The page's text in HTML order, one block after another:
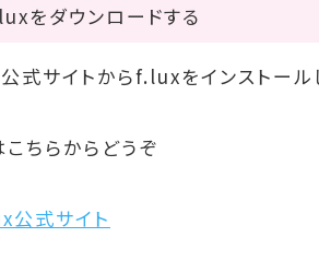
をダウンロードする
式サイトからf.luxをインストール
ちらからどうぞ
公式サイト